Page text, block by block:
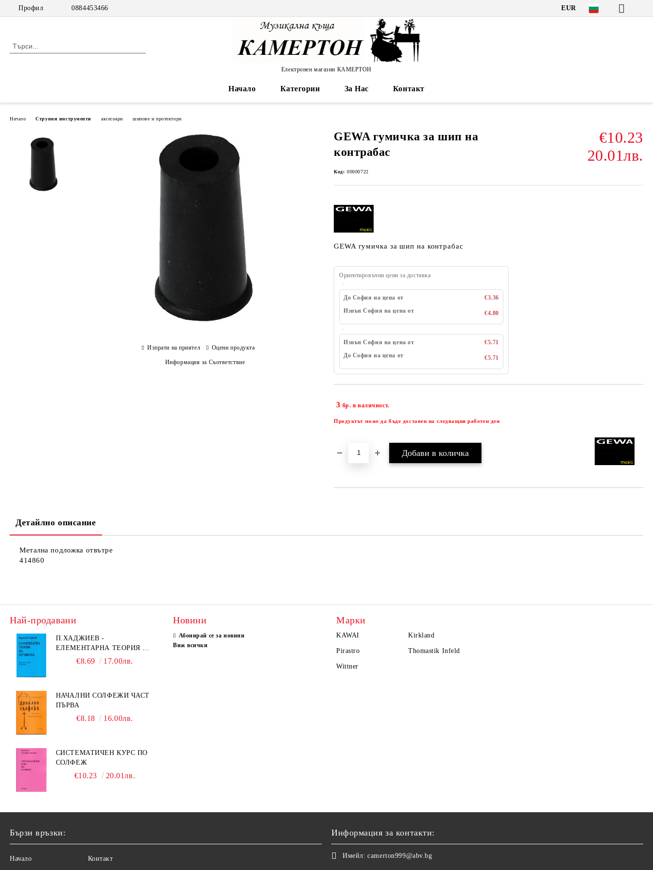
Профил 0884453466 EUR
Електронен магазин КАМЕРТОН
Начало Категории За Нас Контакт
Начало Струнни инструменти аксесоари шипове и протектори
GEWA гумичка за шип на
контрабас
€10.23
20.01лв.
Код: 00000722
GEWA гумичка за шип на контрабас
Ориентировъчни цени за доставка
До София на цена от
€3.36
Извън София на цена от
€4.80
Извън София на цена от
€5.71
До София на цена от
€5.71
3 бр. в наличност.
Продуктът може да бъде доставен на следващия работен ден
Изпрати на приятел Оцени продукта
Информация за Съответствие
Детайлно описание
Метална подложка отвътре
414860
Най-продавани
П.ХАДЖИЕВ -
ЕЛЕМЕНТАРНА ТЕОРИЯ НА
МУЗИКАТА
€8.69 17.00лв.
НАЧАЛНИ СОЛФЕЖИ ЧАСТ
ПЪРВА
€8.18 16.00лв.
СИСТЕМАТИЧЕН КУРС ПО
СОЛФЕЖ
€10.23 20.01лв.
Новини
Абонирай се за новини
Виж всички
Марки
KAWAI Kirkland
Pirastro Thomastik Infeld
Wittner
Бързи връзки:
Начало Контакт
Информация за контакти:
Имейл: camerton999@abv.bg